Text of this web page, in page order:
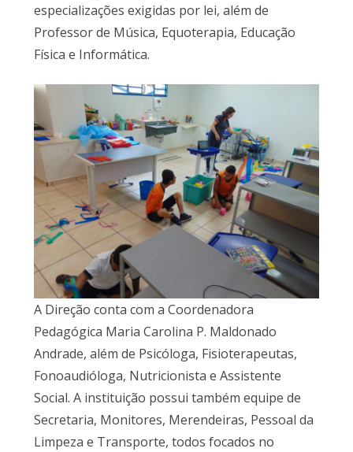
especializações exigidas por lei, além de
Professor de Música, Equoterapia, Educação
Física e Informática.
A Direção conta com a Coordenadora
Pedagógica Maria Carolina P. Maldonado
Andrade, além de Psicóloga, Fisioterapeutas,
Fonoaudióloga, Nutricionista e Assistente
Social. A instituição possui também equipe de
Secretaria, Monitores, Merendeiras, Pessoal da
Limpeza e Transporte, todos focados no